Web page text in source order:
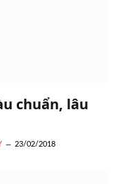
chuẩn, lâu
23/02/2018